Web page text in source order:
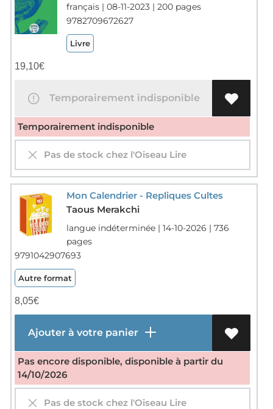
français | 08-11-2023 | 200 pages
9782709672627
Livre
19,10€
Temporairement indisponible
Temporairement indisponible
Pas de stock chez l'Oiseau Lire
Mon Calendrier - Repliques Cultes
Taous Merakchi
langue indéterminée | 14-10-2026 | 736
pages
9791042907693
Autre format
8,05€
Ajouter à votre panier
Pas encore disponible, disponible à partir du
14/10/2026
Pas de stock chez l'Oiseau Lire